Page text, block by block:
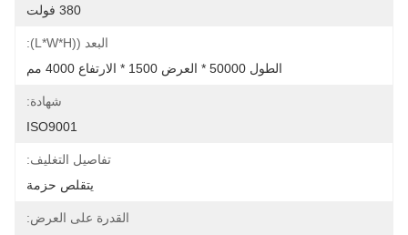
380 فولت
البعد ((L*W*H):
الطول 50000 * العرض 1500 * الارتفاع 4000 مم
شهادة:
ISO9001
تفاصيل التغليف:
يتقلص حزمة
القدرة على العرض: